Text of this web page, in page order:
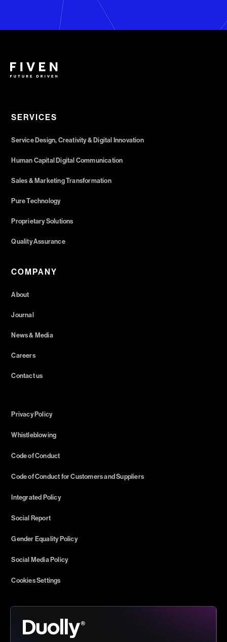
SERVICES
Service Design, Creativity & Digital Innovation
Human Capital Digital Communication
Sales & Marketing Transformation
Pure Technology
Proprietary Solutions
Quality Assurance
COMPANY
About
Journal
News & Media
Careers
Contact us
Privacy Policy
Whistleblowing
Code of Conduct
Code of Conduct for Customers and Suppliers
Integrated Policy
Social Report
Gender Equality Policy
Social Media Policy
Cookies Settings